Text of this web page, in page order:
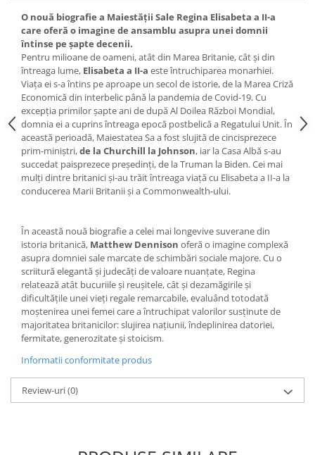
O nouă biografie a Maiestății Sale Regina Elisabeta a II-a
care oferă o imagine de ansamblu asupra unei domnii
întinse pe șapte decenii.
Pentru milioane de oameni, atât din Marea Britanie, cât și din
întreaga lume, Elisabeta a II-a este întruchiparea monarhiei.
Viața ei s-a întins pe aproape un secol de istorie, de la Marea Criză
Economică din interbelic până la pandemia de Covid-19. Cu
excepția primilor șapte ani de după Al Doilea Război Mondial,
domnia ei a cuprins întreaga epocă postbelică a Regatului Unit. În
această perioadă, Maiestatea Sa a fost slujită de cincisprezece
prim-miniștri,de la Churchill la Johnson, iar la Casa Albă s-au
succedat paisprezece președinți, de la Truman la Biden. Cei mai
mulți dintre britanici și-au trăit întreaga viață cu Elisabeta a II-a la
conducerea Marii Britanii și a Commonwealth-ului.
În această nouă biografie a celei mai longevive suverane din
istoria britanică, Matthew Dennison oferă o imagine complexă
asupra domniei sale marcate de schimbări sociale majore. Cu o
scriitură elegantă și judecăți de valoare nuanțate, Regina
relatează atât bucuriile și reușitele, cât și dezamăgirile și
dificultățile unei vieți regale remarcabile, evaluând totodată
moștenirea unei femei care a întruchipat valorilor susținute de
majoritatea britanicilor: slujirea națiunii, îndeplinirea datoriei,
fermitate, generozitate și stoicism.
Informatii conformitate produs
Review-uri(0)